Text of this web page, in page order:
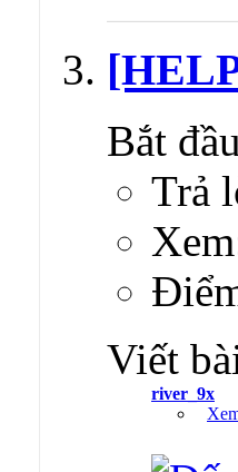
Bắt
Trả
Viết
river_9x